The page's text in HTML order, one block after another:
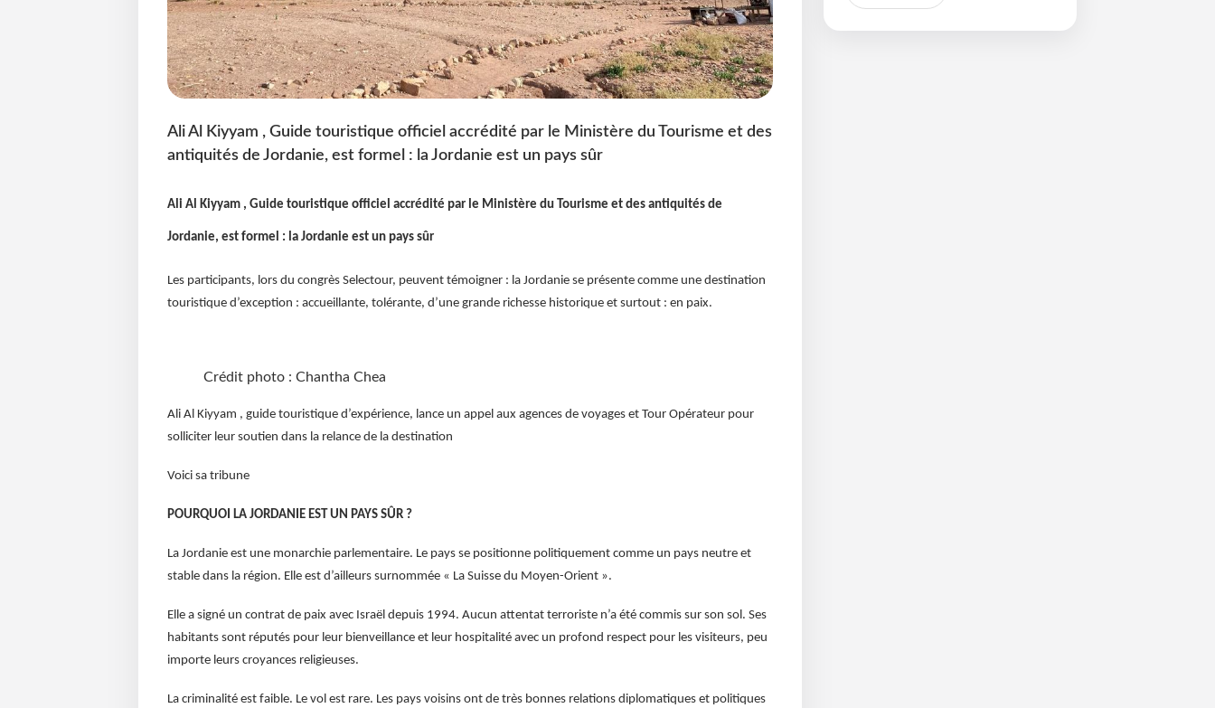
Ali Al Kiyyam , Guide touristique officiel accrédité par le Ministère du Tourisme et des
antiquités de Jordanie, est formel : la Jordanie est un pays sûr
Ali Al Kiyyam , Guide touristique officiel accrédité par le Ministère du Tourisme et des antiquités de
Jordanie, est formel : la Jordanie est un pays sûr
Les participants, lors du congrès Selectour, peuvent témoigner : la Jordanie se présente comme une destination
touristique d’exception : accueillante, tolérante, d’une grande richesse historique et surtout : en paix.
Crédit photo : Chantha Chea
Ali Al Kiyyam , guide touristique d’expérience, lance un appel aux agences de voyages et Tour Opérateur pour
solliciter leur soutien dans la relance de la destination
Voici sa tribune
POURQUOI LA JORDANIE EST UN PAYS SÛR ?
La Jordanie est une monarchie parlementaire. Le pays se positionne politiquement comme un pays neutre et
stable dans la région. Elle est d’ailleurs surnommée « La Suisse du Moyen-Orient ».
Elle a signé un contrat de paix avec Israël depuis 1994. Aucun attentat terroriste n’a été commis sur son sol. Ses
habitants sont réputés pour leur bienveillance et leur hospitalité avec un profond respect pour les visiteurs, peu
importe leurs croyances religieuses.
La criminalité est faible. Le vol est rare. Les pays voisins ont de très bonnes relations diplomatiques et politiques